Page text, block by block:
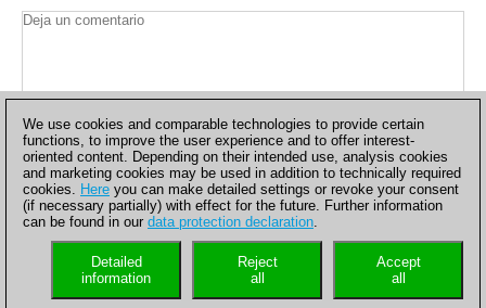
Política de privacidad|Pie de imprenta| Para contactar|
Cookies Management
Licencias|Compliance Hotline|Inicio
© 2017 ChessBase GmbH | Osterbekstraße 90a | 22083
We use cookies and comparable technologies to provide certain
functions, to improve the user experience and to offer interest-
oriented content. Depending on their intended use, analysis cookies
and marketing cookies may be used in addition to technically required
cookies. Here you can make detailed settings or revoke your consent
(if necessary partially) with effect for the future. Further information
can be found in our data protection declaration.
Accept
all
Reject
all
Detailed
information